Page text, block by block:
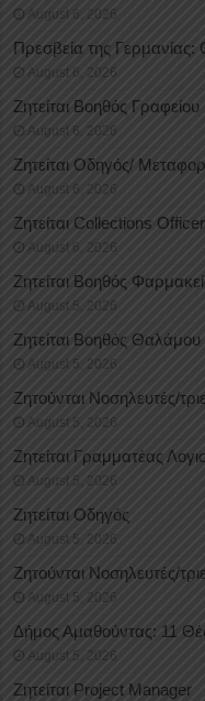
August 6, 2026
Πρεσβεία της
August 6, 2026
Ζητείται Βοηθός
August 6, 2026
Ζητείται Οδηγός/
August 6, 2026
Ζητείται Collections Officer
August 6, 2026
Ζητείται Βοηθός
August 5, 2026
Ζητείται Βοηθός Θαλάμου
August 5, 2026
Ζητούνται Νοσηλευτές/
August 5, 2026
Ζητείται Γραμματέας
August 5, 2026
Ζητείται Οδηγός
August 5, 2026
Ζητούνται Νοσηλευτές/
August 5, 2026
Δήμος Αμαθούντας: 11
August 5, 2026
Ζητείται Project Manager